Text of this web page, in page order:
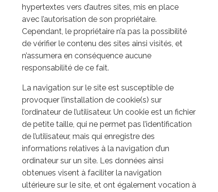
hypertextes vers d’autres sites, mis en place
avec l’autorisation de son propriétaire.
Cependant, le propriétaire n’a pas la possibilité
de vérifier le contenu des sites ainsi visités, et
n’assumera en conséquence aucune
responsabilité de ce fait.
La navigation sur le site est susceptible de
provoquer l’installation de cookie(s) sur
l’ordinateur de l’utilisateur. Un cookie est un fichier
de petite taille, qui ne permet pas l’identification
de l’utilisateur, mais qui enregistre des
informations relatives à la navigation d’un
ordinateur sur un site. Les données ainsi
obtenues visent à faciliter la navigation
ultérieure sur le site, et ont également vocation à